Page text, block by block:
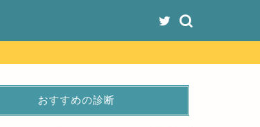
おすすめの診断